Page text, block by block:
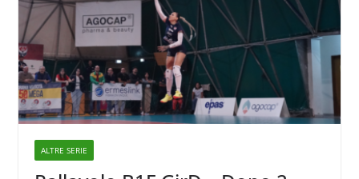
ALTRE SERIE